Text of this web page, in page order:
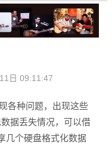
日 09:11:47
各种问题，出现这些
据丢失情况，可以借
几个硬盘格式化数据